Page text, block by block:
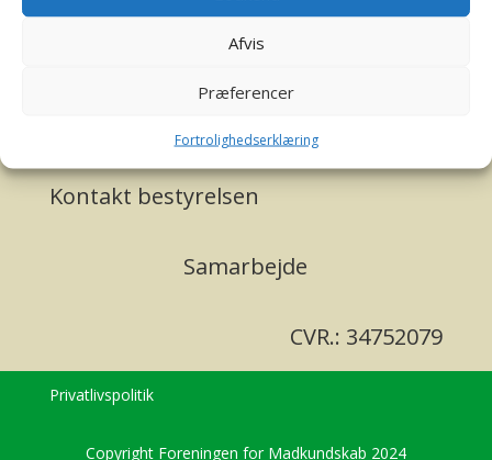
Afvis
Præferencer
Fortrolighedserklæring
D. 4. november holdt Foreningen for Madkundskab,
Kontakt bestyrelsen
Samarbejde
CVR.: 34752079
Privatlivspolitik
Copyright Foreningen for Madkundskab 2024